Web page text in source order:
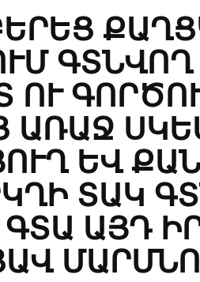
ՈՒ
ԱՌԱՋ
ԵՎ
ՏԱԿ
ԱՅԴ